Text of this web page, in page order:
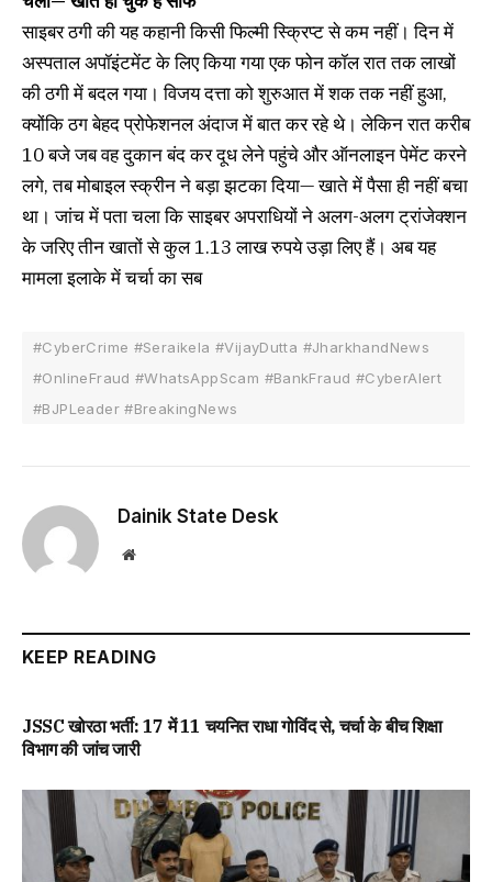
साइबर ठगी की यह कहानी किसी फिल्मी स्क्रिप्ट से कम नहीं। दिन में
अस्पताल अपॉइंटमेंट के लिए किया गया एक फोन कॉल रात तक लाखों
की ठगी में बदल गया। विजय दत्ता को शुरुआत में शक तक नहीं हुआ,
क्योंकि ठग बेहद प्रोफेशनल अंदाज में बात कर रहे थे। लेकिन रात करीब
10 बजे जब वह दुकान बंद कर दूध लेने पहुंचे और ऑनलाइन पेमेंट करने
लगे, तब मोबाइल स्क्रीन ने बड़ा झटका दिया— खाते में पैसा ही नहीं बचा
था। जांच में पता चला कि साइबर अपराधियों ने अलग-अलग ट्रांजेक्शन
के जरिए तीन खातों से कुल 1.13 लाख रुपये उड़ा लिए हैं। अब यह
मामला इलाके में चर्चा का सब
#CyberCrime #Seraikela #VijayDutta #JharkhandNews
#OnlineFraud #WhatsAppScam #BankFraud #CyberAlert
#BJPLeader #BreakingNews
Dainik State Desk
Website
KEEP READING
JSSC खोरठा भर्ती: 17 में 11 चयनित राधा गोविंद से, चर्चा के बीच शिक्षा
विभाग की जांच जारी